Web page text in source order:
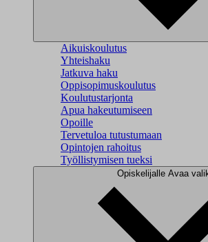
Aikuiskoulutus
Yhteishaku
Jatkuva haku
Oppisopimuskoulutus
Koulutustarjonta
Apua hakeutumiseen
Opoille
Tervetuloa tutustumaan
Opintojen rahoitus
Työllistymisen tueksi
Opiskelijalle Avaa